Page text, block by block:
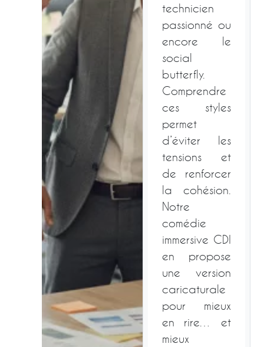
technicien
passionné ou
encore le
social
butterfly.
Comprendre
ces styles
permet
d’éviter les
tensions et
de renforcer
la cohésion.
Notre
comédie
immersive CDI
en propose
une version
caricaturale
pour mieux
en rire… et
mieux